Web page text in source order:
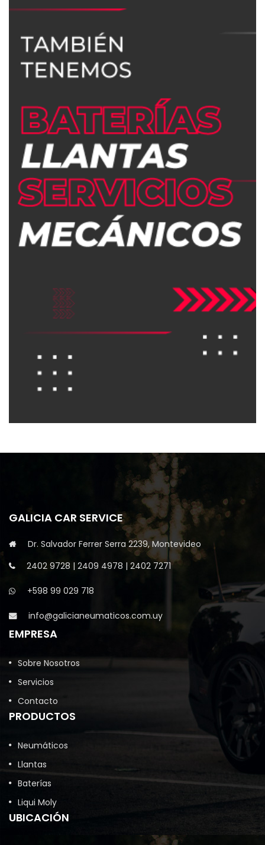
GALICIA CAR SERVICE
Dr. Salvador Ferrer Serra 2239, Montevideo
2402 9728 | 2409 4978 | 2402 7271
+598 99 029 718
info@galicianeumaticos.com.uy
EMPRESA
Sobre Nosotros
Servicios
Contacto
PRODUCTOS
Neumáticos
Llantas
Baterías
Liqui Moly
UBICACIÓN